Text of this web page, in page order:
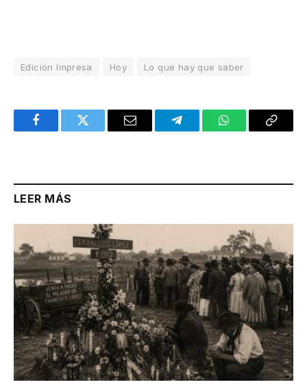
Edición Impresa Hoy Lo que hay que saber
FacebookTwitter Email TelegramWhatsAppCopy
LEER MÁS